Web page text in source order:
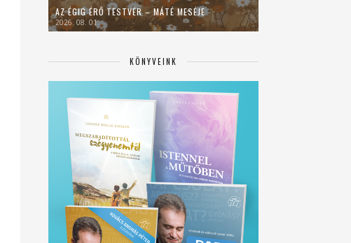
AZ ÉGIG ÉRŐ TESTVÉR – MÁTÉ MESÉJE
2026. 08. 01.
KÖNYVEINK